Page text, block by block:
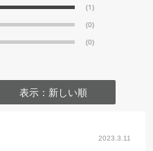
(1)
(0)
(0)
表示：新しい順
2023.3.11